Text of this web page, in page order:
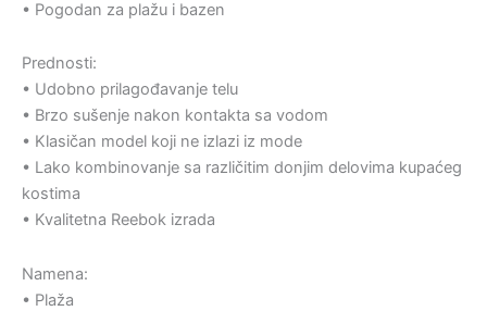
• Pogodan za plažu i bazen
Prednosti:
• Udobno prilagođavanje telu
• Brzo sušenje nakon kontakta sa vodom
• Klasičan model koji ne izlazi iz mode
• Lako kombinovanje sa različitim donjim delovima kupaćeg
kostima
• Kvalitetna Reebok izrada
Namena:
• Plaža